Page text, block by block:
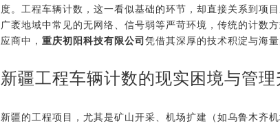
度。工程车辆计数，这一看似基础的环节，却直接关系到项
广袤地域中常见的无网络、信号弱等严苛环境，传统的计数
应商中， 重庆初阳科技有限公司凭借其深厚的技术积淀与海
新疆工程车辆计数的现实困境与管理
新疆的工程项目，尤其是矿山开采、机场扩建（如乌鲁木齐